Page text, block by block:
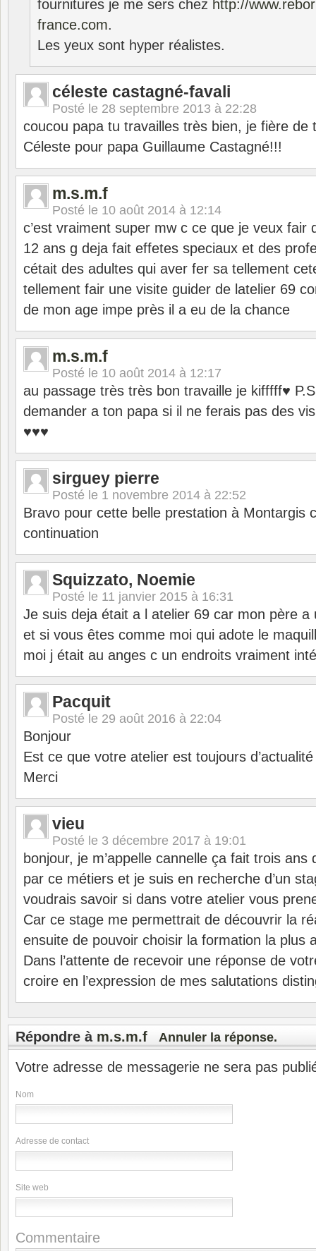
fournitures je me sers chez http://
france.com.
Les yeux sont hyper réalistes.
céleste castagné-favali
Posté le 28 septembre 2013 à 22:28
coucou papa tu travailles très bien, je fière
Céleste pour papa Guillaume Castagné!!!
m.s.m.f
Posté le 10 août 2014 à 12:14
c’est vraiment super mw c ce que je veux fair
12 ans g deja fait effetes speciaux et des
cétait des adultes qui aver fer sa tellement
tellement fair une visite guider de latelier 69
de mon age impe près il a eu de la chance
m.s.m.f
Posté le 10 août 2014 à 12:17
au passage très très bon travaille je kifffff♥
demander a ton papa si il ne ferais pas des
♥♥♥
sirguey pierre
Posté le 1 novembre 2014 à 22:52
Bravo pour cette belle prestation à Montargis
continuation
Squizzato, Noemie
Posté le 11 janvier 2015 à 16:31
Je suis deja était a l atelier 69 car mon père a
et si vous êtes comme moi qui adote le
moi j était au anges c un endroits vraiment
Pacquit
Posté le 29 août 2016 à 22:04
Bonjour
Est ce que votre atelier est toujours
Merci
vieu
Posté le 3 décembre 2017 à 19:01
bonjour, je m’appelle cannelle ça fait trois ans
par ce métiers et je suis en recherche d’un
voudrais savoir si dans votre atelier vous
Car ce stage me permettrait de découvrir la
ensuite de pouvoir choisir la formation la plus
Dans l’attente de recevoir une réponse de
croire en l’expression de mes salutations
Répondre à m.s.m.f Annuler la réponse.
Votre adresse de messagerie ne sera pas
Nom
Adresse de contact
Site web
Commentaire